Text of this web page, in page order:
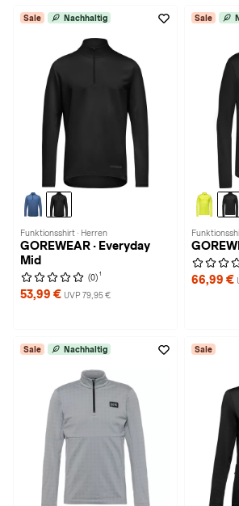
Sale Nachhaltig
Funktionsshirt · Herren
GOREWEAR · Everyday
Mid
(0) 1
53,99 € UVP 79,95 €
Sale
66,99 €
Sale Nachhaltig Sale